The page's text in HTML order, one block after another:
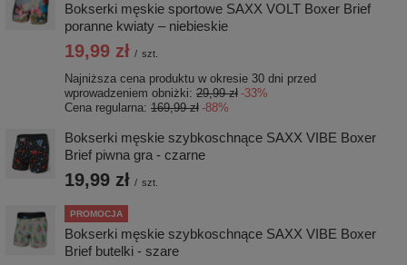
Bokserki męskie sportowe SAXX VOLT Boxer Brief
poranne kwiaty – niebieskie
19,99 zł / szt.
Najniższa cena produktu w okresie 30 dni przed
wprowadzeniem obniżki: 29,99 zł -33%
Cena regularna: 169,99 zł -88%
Bokserki męskie szybkoschnące SAXX VIBE Boxer
Brief piwna gra - czarne
19,99 zł / szt.
PROMOCJA
Bokserki męskie szybkoschnące SAXX VIBE Boxer
Brief butelki - szare